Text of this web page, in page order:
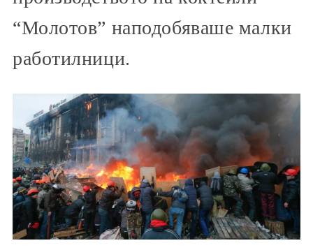
“Молотов” наподобяваше малки
работилници.